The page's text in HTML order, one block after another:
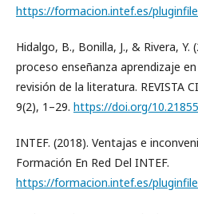
https://formacion.intef.es/
Hidalgo, B., Bonilla, J., & Rivera, Y.
proceso enseñanza aprendizaje
revisión de la literatura. REVISTA
9(2), 1–29. https://doi.org/
INTEF. (2018). Ventajas e
Formación En Red Del INTEF.
https://formacion.intef.es/